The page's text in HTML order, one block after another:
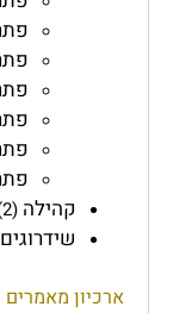
קהילה (2)
שידרוגים
ארכיון מאמרים